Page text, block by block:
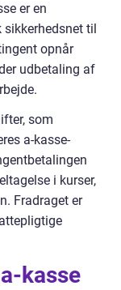
er en
til
opnår
udbetaling af
som
a-kasse-
i kurser,
Fradraget er
kasse